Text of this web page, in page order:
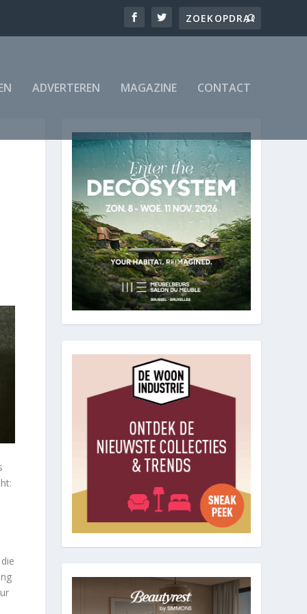
ADVERTEREN MAGAZINE CONTACT